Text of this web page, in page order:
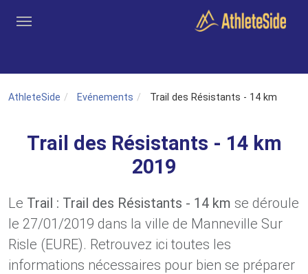
AthleteSide Evénements Trail des Résistants - 14 km
Trail des Résistants - 14 km
2019
Le Trail : Trail des Résistants - 14 km se déroule
le 27/01/2019 dans la ville de Manneville Sur
Risle (EURE). Retrouvez ici toutes les
informations nécessaires pour bien se préparer